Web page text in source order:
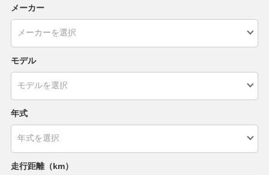
メーカー
モデル
年式
走行距離（km）